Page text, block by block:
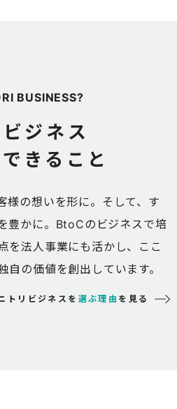
BUSINESS?
ジネス
できること
様の想いを形に。そして、す
豊かに。BtoCのビジネスで培
を法人事業にも活かし、ここ
自の価値を創出しています。
トリビジネスを 選ぶ理由 を見る